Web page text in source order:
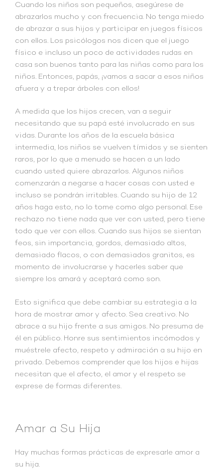
Cuando los niños son pequeños, asegúrese de
abrazarlos mucho y con frecuencia. No tenga miedo
de abrazar a sus hijos y participar en juegos físicos
con ellos. Los psicólogos nos dicen que el juego
físico e incluso un poco de actividades rudas en
casa son buenos tanto para las niñas como para los
niños. Entonces, papás, ¡vamos a sacar a esos niños
afuera y a trepar árboles con ellos!
A medida que los hijos crecen, van a seguir
necesitando que su papá esté involucrado en sus
vidas. Durante los años de la escuela básica
intermedia, los niños se vuelven tímidos y se sienten
raros, por lo que a menudo se hacen a un lado
cuando usted quiere abrazarlos. Algunos niños
comenzarán a negarse a hacer cosas con usted e
incluso se pondrán irritables. Cuando su hijo de 12
años haga esto, no lo tome como algo personal. Ese
rechazo no tiene nada que ver con usted, pero tiene
todo que ver con ellos. Cuando sus hijos se sientan
feos, sin importancia, gordos, demasiado altos,
demasiado flacos, o con demasiados granitos, es
momento de involucrarse y hacerles saber que
siempre los amará y aceptará como son.
Esto significa que debe cambiar su estrategia a la
hora de mostrar amor y afecto. Sea creativo. No
abrace a su hijo frente a sus amigos. No presuma de
él en público. Honre sus sentimientos incómodos y
muéstrele afecto, respeto y admiración a su hijo en
privado. Debemos comprender que los hijos e hijas
necesitan que el afecto, el amor y el respeto se
exprese de formas diferentes.
Amar a Su Hija
Hay muchas formas prácticas de expresarle amor a
su hija.